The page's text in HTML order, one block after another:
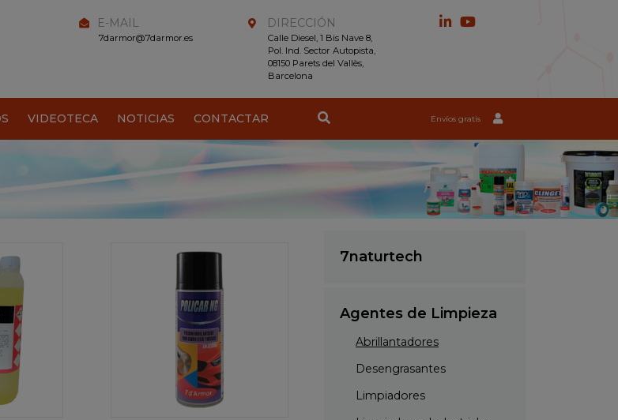
E-MAIL
7darmor@7darmor.es
DIRECCIÓN
Calle Diesel, 1 Bis Nave 8,
Pol. Ind. Sector Autopista,
08150 Parets del Vallès,
Barcelona
VIDEOTECA NOTICIAS CONTACTAR Envíos gratis
7naturtech
Agentes de Limpieza
Abrillantadores
Desengrasantes
Limpiadores